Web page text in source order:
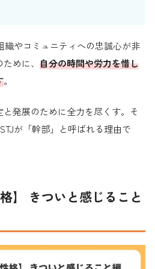
織やコミュニティへの忠誠心が非
めに、 自分の時間や労力を惜し
。
発展のために全力を尽くす。そ
が「幹部」と呼ばれる理由で
】 きついと感じること